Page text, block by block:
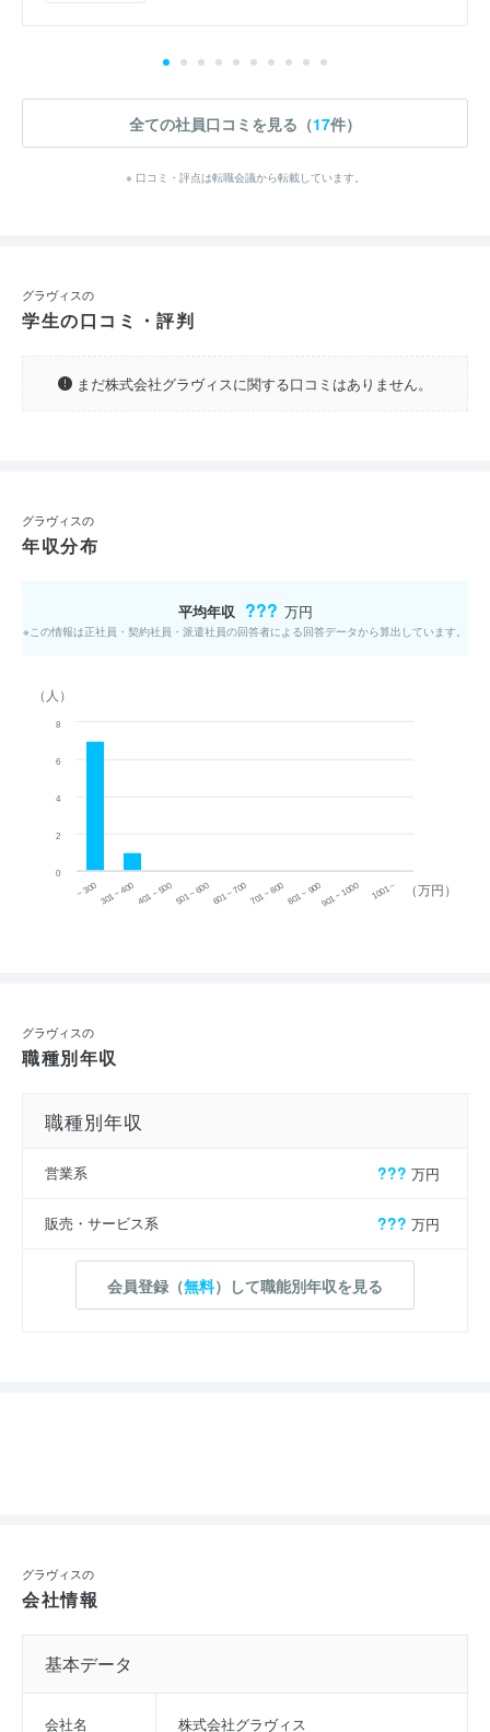
全ての社員口コミを見る（17件）
※ 口コミ・評点は転職会議から転載しています。
グラヴィスの
学生の口コミ・評判
まだ株式会社グラヴィスに関する口コミはありません。
グラヴィスの
年収分布
平均年収 ??? 万円
※この情報は正社員・契約社員・派遣社員の回答者による回答データから算出しています。
（万円）
（人）
~ 300 301 ~ 400 401 ~ 500501 ~ 600601 ~ 700701 ~ 800801 ~ 900901 ~ 1000 1001 ~
0
2
4
6
8
グラヴィスの
職種別年収
職種別年収
営業系 ??? 万円
販売・サービス系 ??? 万円
会員登録（無料）して職能別年収を見る
グラヴィスの
会社情報
基本データ
会社名 株式会社グラヴィス